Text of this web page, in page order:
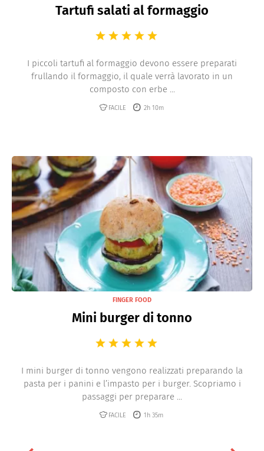
Tartufi salati al formaggio
I piccoli tartufi al formaggio devono essere preparati
frullando il formaggio, il quale verrà lavorato in un
composto con erbe ...
FACILE 2h 10m
FINGER FOOD
Mini burger di tonno
I mini burger di tonno vengono realizzati preparando la
pasta per i panini e l’impasto per i burger. Scopriamo i
passaggi per preparare ...
FACILE 1h 35m